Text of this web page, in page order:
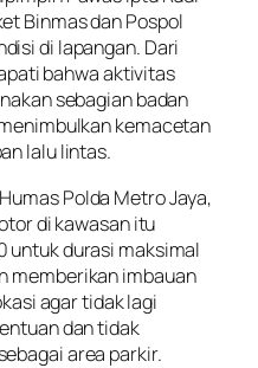
Binmas dan Pospol
di lapangan. Dari
bahwa aktivitas
sebagian badan
kemacetan
lalu lintas.
Polda Metro Jaya,
di kawasan itu
untuk durasi maksimal
memberikan imbauan
agar tidak lagi
dan tidak
area parkir.